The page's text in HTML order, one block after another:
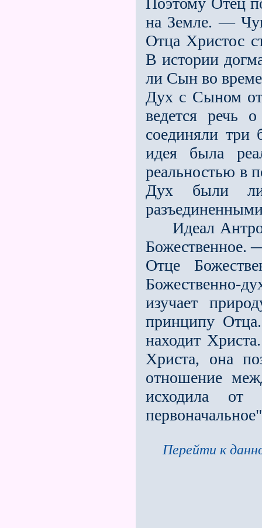
на Земле. —
Отца Христос
В истории
ли Сын во
Дух с Сыном
ведется речь
соединяли три
идея была
реальностью в
Дух были
Идеал
Божественное.
Отце
Божественно-
изучает
принципу
находит
Христа, она
отношение
исходила от
Перейти к